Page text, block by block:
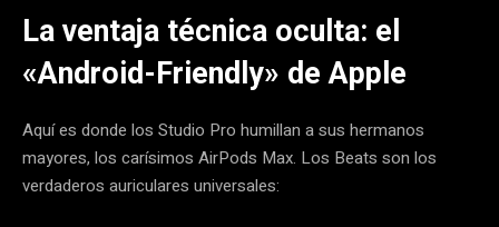
La ventaja técnica oculta: el
«Android-Friendly» de Apple
Aquí es donde los Studio Pro humillan a sus hermanos
mayores, los carísimos AirPods Max. Los Beats son los
verdaderos auriculares universales: